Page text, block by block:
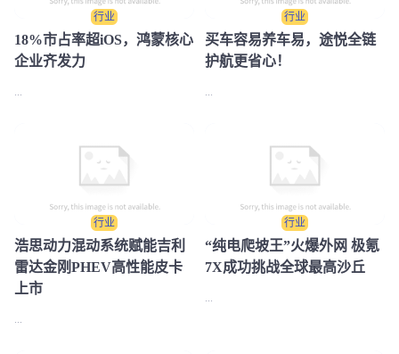
行业
18%市占率超iOS，鸿蒙核心
企业齐发力
...
行业
买车容易养车易，途悦全链
护航更省心！
...
行业
浩思动力混动系统赋能吉利
雷达金刚PHEV高性能皮卡
上市
...
行业
“纯电爬坡王”火爆外网 极氪
7X成功挑战全球最高沙丘
...